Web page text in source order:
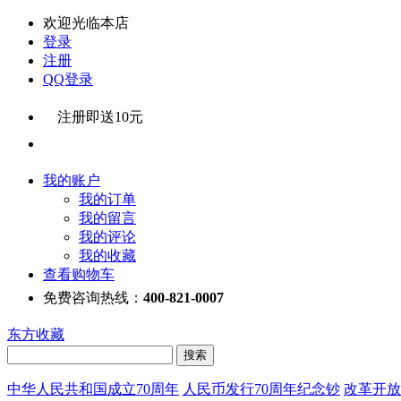
欢迎光临本店
登录
注册
QQ登录
注册即送10元
我的账户
我的订单
我的留言
我的评论
我的收藏
查看购物车
免费咨询热线： 400-821-0007
东方收藏
中华人民共和国成立70周年 人民币发行70周年纪念钞 改革开